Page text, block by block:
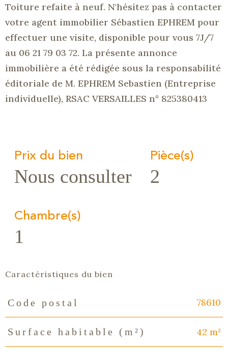
Toiture refaite à neuf. N'hésitez pas à contacter
votre agent immobilier Sébastien EPHREM pour
effectuer une visite, disponible pour vous 7J/7
au 06 21 79 03 72. La présente annonce
immobilière a été rédigée sous la responsabilité
éditoriale de M. EPHREM Sebastien (Entreprise
individuelle), RSAC VERSAILLES n° 825380413
Prix du bien
Nous consulter
Pièce(s)
2
Chambre(s)
1
Caractéristiques du bien
Caractéristiques
Code postal 78610
Surface habitable (m²) 42 m²